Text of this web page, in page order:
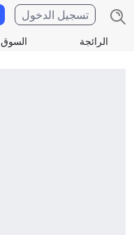
الرائجة السوق
تسجيل الدخول